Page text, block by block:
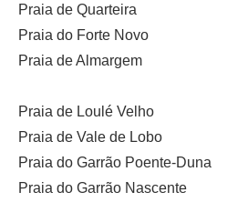
Praia de Quarteira
Praia do Forte Novo
Praia de Almargem
Praia de Loulé Velho
Praia de Vale de Lobo
Praia do Garrão Poente-Duna
Praia do Garrão Nascente